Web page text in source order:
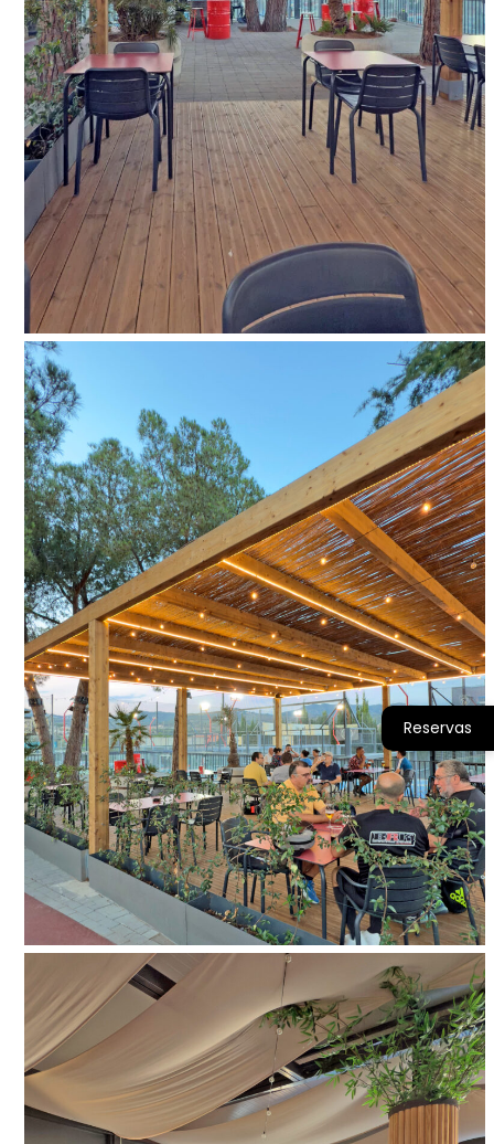
Reservas